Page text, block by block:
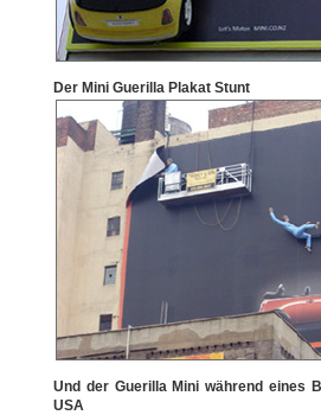
Der Mini Guerilla Plakat Stunt
Und der Guerilla Mini während eines
USA